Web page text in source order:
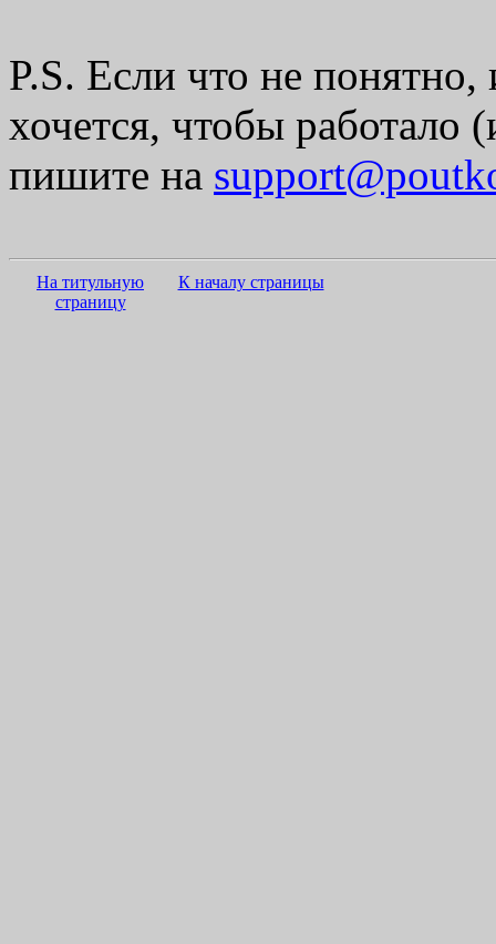
P.S. Если что не понятно,
хочется, чтобы работало
пишите на
На титульную
страницу
К началу страницы